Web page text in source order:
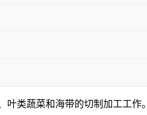
类蔬菜和海带的切制加工工作。